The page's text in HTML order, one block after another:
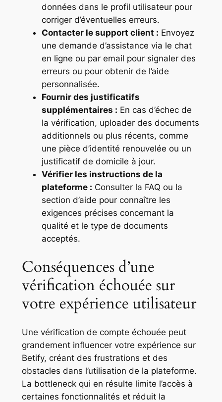
données dans le profil utilisateur pour
corriger d’éventuelles erreurs.
Contacter le support client : Envoyez
une demande d’assistance via le chat
en ligne ou par email pour signaler des
erreurs ou pour obtenir de l’aide
personnalisée.
Fournir des justificatifs
supplémentaires : En cas d’échec de
la vérification, uploader des documents
additionnels ou plus récents, comme
une pièce d’identité renouvelée ou un
justificatif de domicile à jour.
Vérifier les instructions de la
plateforme : Consulter la FAQ ou la
section d’aide pour connaître les
exigences précises concernant la
qualité et le type de documents
acceptés.
Conséquences d’une
vérification échouée sur
votre expérience utilisateur
Une vérification de compte échouée peut
grandement influencer votre expérience sur
Betify, créant des frustrations et des
obstacles dans l’utilisation de la plateforme.
La bottleneck qui en résulte limite l’accès à
certaines fonctionnalités et réduit la